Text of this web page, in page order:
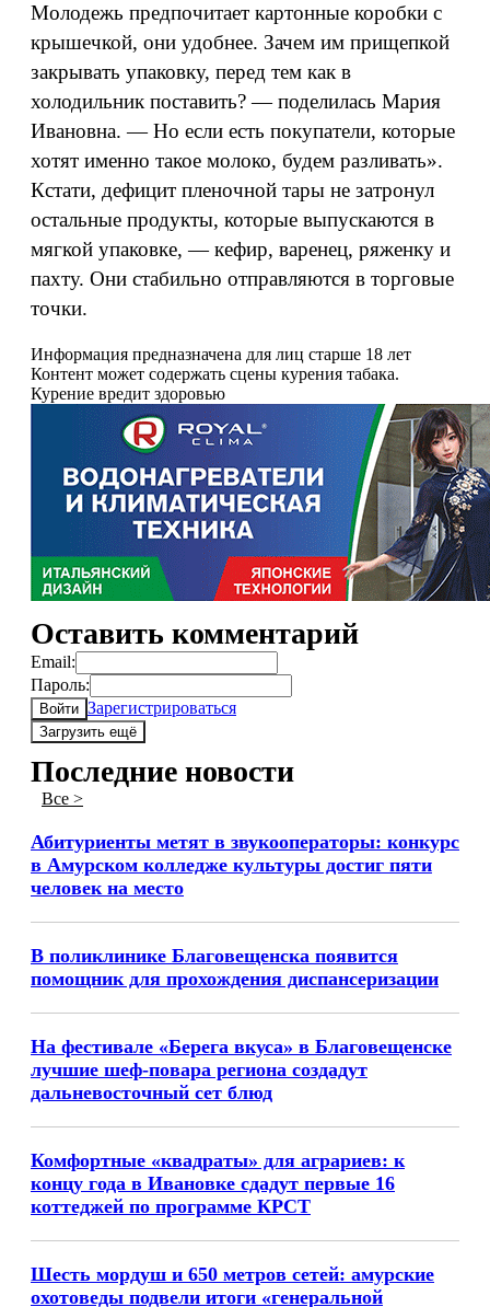
Молодежь предпочитает картонные коробки с
крышечкой, они удобнее. Зачем им прищепкой
закрывать упаковку, перед тем как в
холодильник поставить? — поделилась Мария
Ивановна. — Но если есть покупатели, которые
хотят именно такое молоко, будем разливать».
Кстати, дефицит пленочной тары не затронул
остальные продукты, которые выпускаются в
мягкой упаковке, — кефир, варенец, ряженку и
пахту. Они стабильно отправляются в торговые
точки.
Информация предназначена для лиц старше 18 лет
Контент может содержать сцены курения табака.
Курение вредит здоровью
Оставить комментарий
Email:
Пароль:
Войти Зарегистрироваться
Загрузить ещё
Последние новости
Все >
Абитуриенты метят в звукооператоры: конкурс
в Амурском колледже культуры достиг пяти
человек на место
В поликлинике Благовещенска появится
помощник для прохождения диспансеризации
На фестивале «Берега вкуса» в Благовещенске
лучшие шеф-повара региона создадут
дальневосточный сет блюд
Комфортные «квадраты» для аграриев: к
концу года в Ивановке сдадут первые 16
коттеджей по программе КРСТ
Шесть мордуш и 650 метров сетей: амурские
охотоведы подвели итоги «генеральной